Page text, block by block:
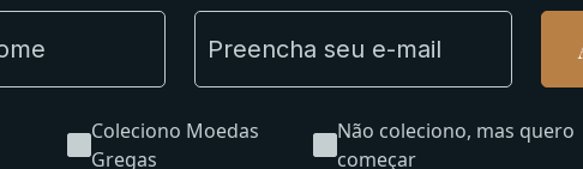
Coleciono Moedas
Gregas
Não coleciono, mas quero
começar